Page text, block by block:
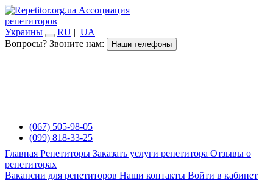
Ассоциация
репетиторов
Украины
RU | UA
Вопросы? Звоните нам:
Наши телефоны
(067) 505-98-05
(099) 818-33-25
Главная Репетиторы Заказать услуги репетитора Отзывы о
репетиторах
Вакансии для репетиторов Наши контакты Войти в кабинет